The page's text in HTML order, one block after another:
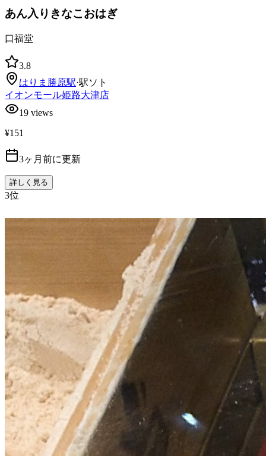
あん入りきなこおはぎ
口福堂
3.8
はりま勝原駅·駅ソト
イオンモール姫路大津店
19 views
¥151
3ヶ月前に更新
詳しく見る
3位